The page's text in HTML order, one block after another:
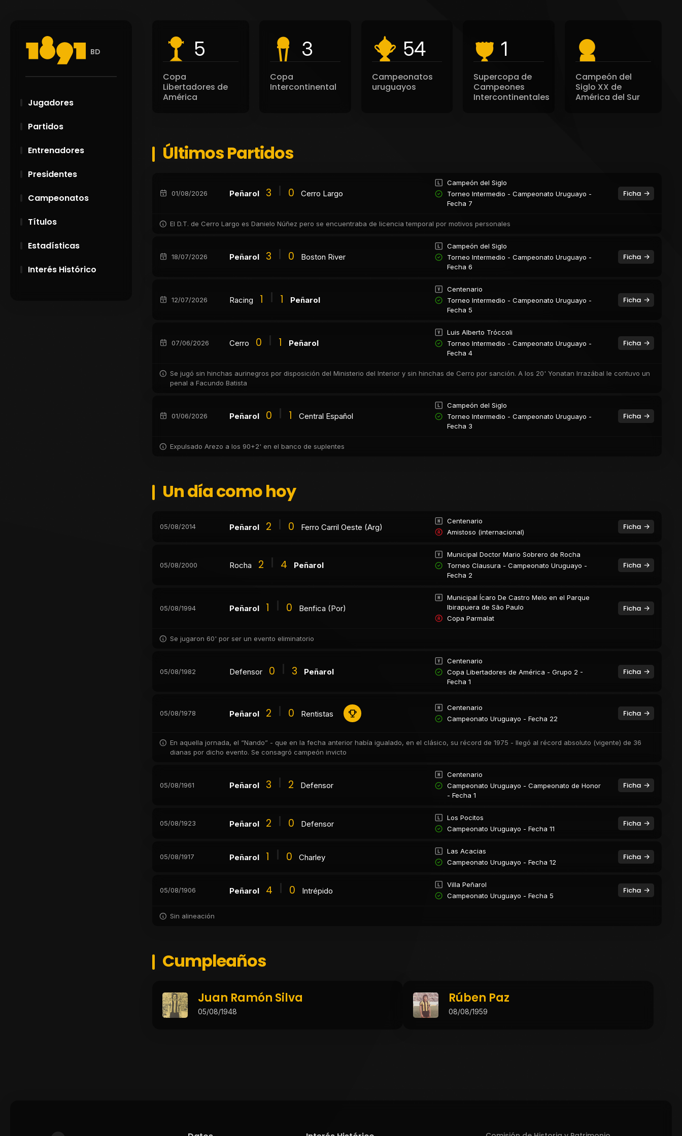
BD
Jugadores
Partidos
Entrenadores
Presidentes
Campeonatos
Títulos
Estadísticas
Interés Histórico
5
Copa
Libertadores de
América
3
Copa
Intercontinental
54
Campeonatos
uruguayos
1
Supercopa de
Campeones
Intercontinentales
Campeón del
Siglo XX de
América del Sur
Últimos Partidos
01/08/2026 Peñarol 3 0 Cerro Largo
Campeón del Siglo
Torneo Intermedio - Campeonato Uruguayo -
Fecha 7
Ficha
El D.T. de Cerro Largo es Danielo Núñez pero se encuentraba de licencia temporal por motivos personales
18/07/2026 Peñarol 3 0 Boston River
Campeón del Siglo
Torneo Intermedio - Campeonato Uruguayo -
Fecha 6
Ficha
12/07/2026 Racing 1 1 Peñarol
Centenario
Torneo Intermedio - Campeonato Uruguayo -
Fecha 5
Ficha
07/06/2026 Cerro 0 1 Peñarol
Luis Alberto Tróccoli
Torneo Intermedio - Campeonato Uruguayo -
Fecha 4
Ficha
Se jugó sin hinchas aurinegros por disposición del Ministerio del Interior y sin hinchas de Cerro por sanción. A los 20' Yonatan Irrazábal le contuvo un
penal a Facundo Batista
01/06/2026 Peñarol 0 1 Central Español
Campeón del Siglo
Torneo Intermedio - Campeonato Uruguayo -
Fecha 3
Ficha
Expulsado Arezo a los 90+2' en el banco de suplentes
Un día como hoy
05/08/2014 Peñarol 2 0 Ferro Carril Oeste (Arg)
Centenario
Amistoso (internacional)
Ficha
05/08/2000 Rocha 2 4 Peñarol
Municipal Doctor Mario Sobrero de Rocha
Torneo Clausura - Campeonato Uruguayo -
Fecha 2
Ficha
05/08/1994 Peñarol 1 0 Benfica (Por)
Municipal Ícaro De Castro Melo en el Parque
Ibirapuera de São Paulo
Copa Parmalat
Ficha
Se jugaron 60' por ser un evento eliminatorio
05/08/1982 Defensor 0 3 Peñarol
Centenario
Copa Libertadores de América - Grupo 2 -
Fecha 1
Ficha
05/08/1978 Peñarol 2 0 Rentistas
Centenario
Campeonato Uruguayo - Fecha 22
Ficha
En aquella jornada, el “Nando” - que en la fecha anterior había igualado, en el clásico, su récord de 1975 - llegó al récord absoluto (vigente) de 36
dianas por dicho evento. Se consagró campeón invicto
05/08/1961 Peñarol 3 2 Defensor
Centenario
Campeonato Uruguayo - Campeonato de Honor
- Fecha 1
Ficha
05/08/1923 Peñarol 2 0 Defensor
Los Pocitos
Campeonato Uruguayo - Fecha 11
Ficha
05/08/1917 Peñarol 1 0 Charley
Las Acacias
Campeonato Uruguayo - Fecha 12
Ficha
05/08/1906 Peñarol 4 0 Intrépido
Villa Peñarol
Campeonato Uruguayo - Fecha 5
Ficha
Sin alineación
Cumpleaños
Juan Ramón Silva
05/08/1948
Rúben Paz
08/08/1959